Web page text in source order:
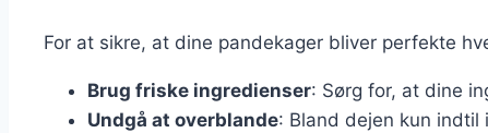
For at sikre, at dine pandekager bliver perfekte
Brug friske ingredienser: Sørg for, at dine
Undgå at overblande: Bland dejen kun